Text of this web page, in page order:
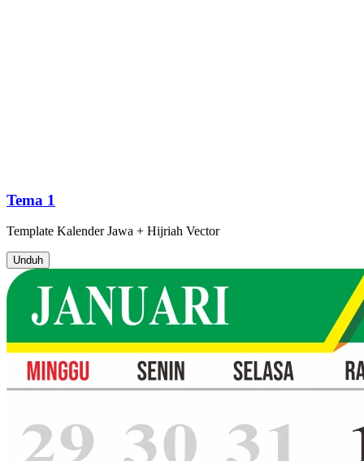
Tema 1
Template Kalender Jawa + Hijriah Vector
Unduh